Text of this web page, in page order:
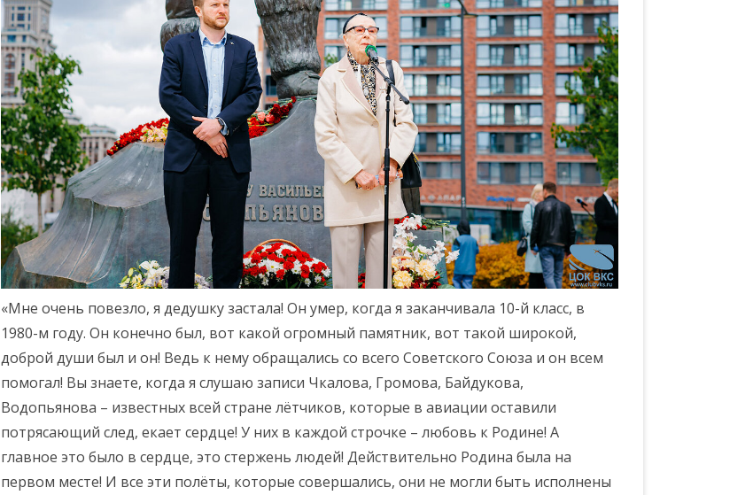
«Мне очень повезло, я дедушку застала! Он умер, когда я заканчивала 10-й класс, в
1980-м году. Он конечно был, вот какой огромный памятник, вот такой широкой,
доброй души был и он! Ведь к нему обращались со всего Советского Союза и он всем
помогал! Вы знаете, когда я слушаю записи Чкалова, Громова, Байдукова,
Водопьянова – известных всей стране лётчиков, которые в авиации оставили
потрясающий след, екает сердце! У них в каждой строчке – любовь к Родине! А
главное это было в сердце, это стержень людей! Действительно Родина была на
первом месте! И все эти полёты, которые совершались, они не могли быть исполнены